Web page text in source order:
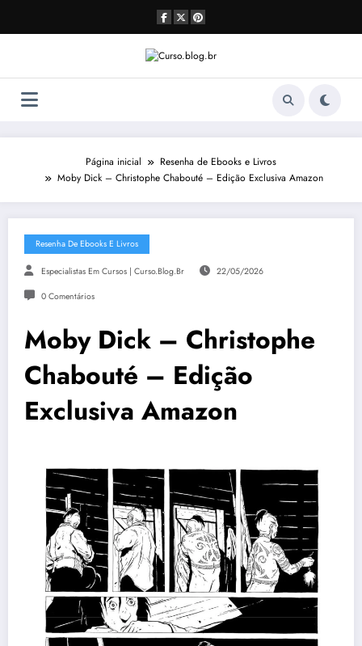
o
Página inicial
Resenha de Ebooks e Livros
Moby Dick – Christophe Chabouté – Edição Exclusiva Amazon
Resenha De Ebooks E Livros
Especialistas Em Cursos | Curso.blog.br 22/05/2026
0 Comentários
Moby Dick – Christophe
Chabouté – Edição
Exclusiva Amazon